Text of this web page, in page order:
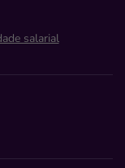
salarial